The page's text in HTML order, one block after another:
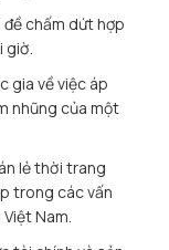
chấm dứt hợp
gia về việc áp
nhũng của một
lẻ thời trang
trong các vấn
Nam.